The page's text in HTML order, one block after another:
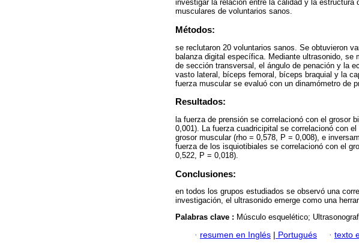
investigar la relación entre la calidad y la estructura
musculares de voluntarios sanos.
Métodos:
se reclutaron 20 voluntarios sanos. Se obtuvieron
balanza digital específica. Mediante ultrasonido, se
de sección transversal, el ángulo de penación y la
vasto lateral, bíceps femoral, bíceps braquial y la
fuerza muscular se evaluó con un dinamómetro de
Resultados:
la fuerza de prensión se correlacionó con el grosor
0,001). La fuerza cuadricipital se correlacionó con
grosor muscular (rho = 0,578, P = 0,008), e
fuerza de los isquiotibiales se correlacionó con el
0,522, P = 0,018).
Conclusiones:
en todos los grupos estudiados se observó una
investigación, el ultrasonido emerge como una
Palabras clave : Músculo esquelético;
· resumen en Inglés Portugués · texto